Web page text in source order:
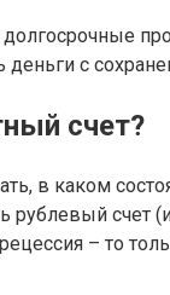
с
счет?
в каком
рублевый
– то